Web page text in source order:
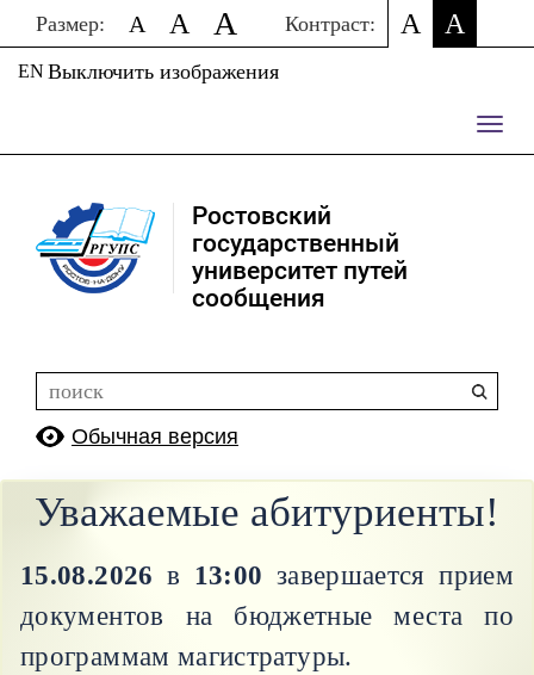
Размер: A A A Контраст: A A
Выключить изображения
EN
Ростовский
государственный
университет путей
сообщения
Обычная версия
Уважаемые абитуриенты!
15.08.2026 в 13:00 завершается прием
документов на бюджетные места по
программам магистратуры.